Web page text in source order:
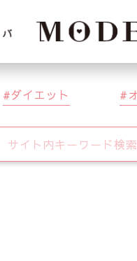
ダイエット